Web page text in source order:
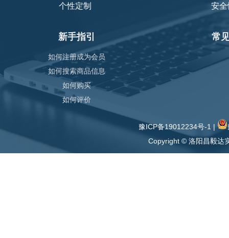
个性定制
安
新手指引
如何注册成为会员
如何搜索商品信息
如何购买
如何评价
常
豫ICP备19012234号-1 |
Copyright © 洛阳昌毅达